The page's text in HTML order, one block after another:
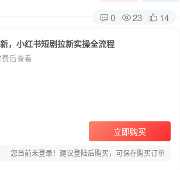
0 23 14
，小红书短剧拉新实操全流程
后查看
立即购买
您当前未登录！建议登陆后购买，可保存购买订单